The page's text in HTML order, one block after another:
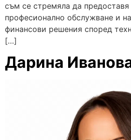
съм се стремяла да предоставя
професионално обслужване и
финансови решения според
[…]
Дарина